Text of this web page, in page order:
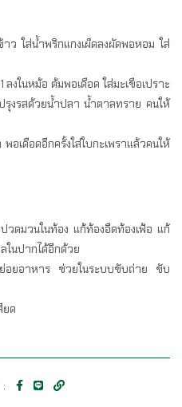
ว ใส่น้ำพริกแกงเผ็ดลงผัดพอหอม ใส่
งในหม้อ ต้มพอเดือด ใส่มะเขือเปราะ
งรสด้วยน้ำปลา น้ำตาลทราย คนให้
อเดือดอีกครั้งใส่ใบกะเพราแล้วคนให้
วดมวนในท้อง แก้ท้องอืดท้องเฟ้อ แก้
ในปากได้อีกด้วย
อยอาหาร ช่วยในระบบขับถ่าย ขับ
ยด
: